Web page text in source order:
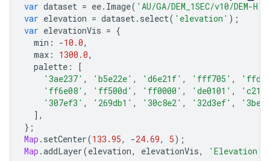
var dataset = ee. Image( 'AU/GA/DEM_1SEC/v10/DEM-H'
var elevation = dataset. select( 'elevation' );
var elevationVis = {
min : -10.0,
max : 1300.0,
palette :
[
'3ae237' , 'b5e22e' , 'd6e21f' , 'fff705' ,
'ff6e08' , 'ff500d' , 'ff0000' , 'de0101' ,
'307ef3' , '269db1' , '30c8e2' , '32d3ef' ,
],
};
Map . setCenter(133.95, -24.69, 5);
Map .addLayer(elevation, elevationVis, 'Elevation'